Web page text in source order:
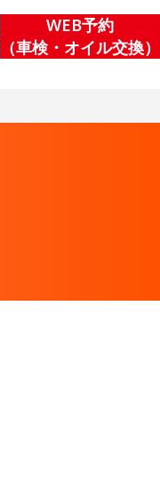
WEB予約
（車検・オイル交換）